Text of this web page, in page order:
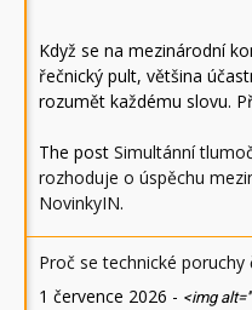
Když se na mezinárodní
řečnický pult, většina
rozumět každému slovu.
The post Simultánní
rozhoduje o úspěchu
NovinkyIN.
Proč se technické
1 července 2026 - <img